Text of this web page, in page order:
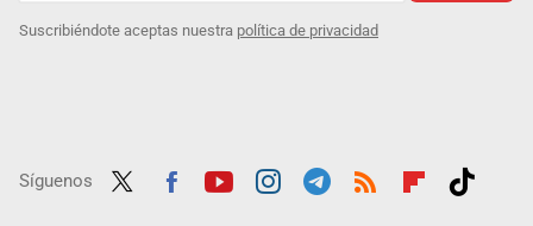
Suscribiéndote aceptas nuestra política de privacidad
Síguenos